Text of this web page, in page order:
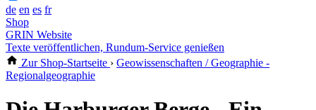
de en es fr
Shop
GRIN Website
Texte veröffentlichen, Rundum-Service genießen
Zur Shop-Startseite › Geowissenschaften / Geographie -
Regionalgeographie